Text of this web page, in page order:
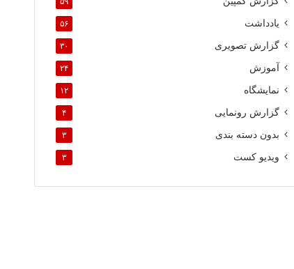
یادداشت ۵۶
گزارش تصویری ۳۰
آموزش ۲۴
نمایشگاه ۱۲
گزارش رونمایی ۴
بدون دسته بندی ۳
ویدیو کست ۳